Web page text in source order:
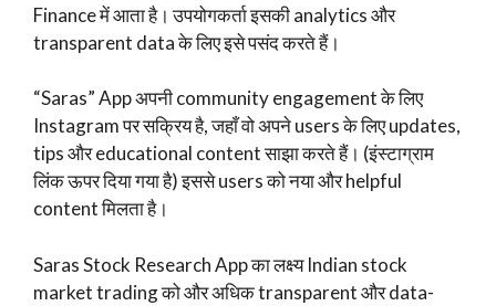
Finance में आता है। उपयोगकर्ता इसकी analytics और
transparent data के लिए इसे पसंद करते हैं।
“Saras” App अपनी community engagement के लिए
Instagram पर सक्रिय है, जहाँ वो अपने users के लिए updates,
tips और educational content साझा करते हैं। (इंस्टाग्राम
लिंक ऊपर दिया गया है) इससे users को नया और helpful
content मिलता है।
Saras Stock Research App का लक्ष्य Indian stock
market trading को और अधिक transparent और data-